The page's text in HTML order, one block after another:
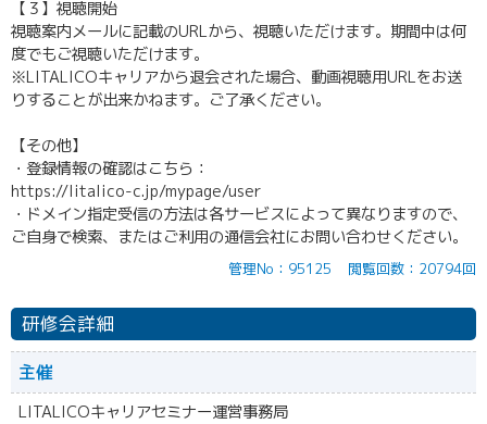
【３】視聴開始
視聴案内メールに記載のURLから、視聴いただけます。期間中は何
度でもご視聴いただけます。
※LITALICOキャリアから退会された場合、動画視聴用URLをお送
りすることが出来かねます。ご了承ください。
【その他】
・登録情報の確認はこちら：
https://litalico-c.jp/mypage/user
・ドメイン指定受信の方法は各サービスによって異なりますので、
ご自身で検索、またはご利用の通信会社にお問い合わせください。
管理No：95125 閲覧回数：20794回
研修会詳細
主催
LITALICOキャリアセミナー運営事務局